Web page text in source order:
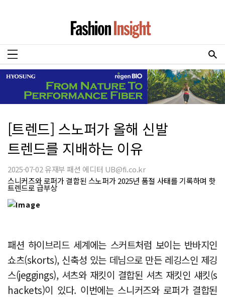
[트렌드] 스노퍼가 올해 신발
트렌드를 지배하는 이유
2025-07-02 유재부 패션 에디터 UB@fi.co.kr
스니커즈와 로퍼가 결합된 스노퍼가 2025년 품절 사태를 기록하며 핫
트렌드로 급부상
패션 하이브리드 세계에는 스커트처럼 보이는 반바지인
쇼츠(skorts), 신축성 있는 데님으로 만든 레깅스인 제깅
스(jeggings), 셔츠와 재킷이 결합된 셔츠 재킷인 섀킷(s
hackets)이 있다. 이번에는 스니커즈와 로퍼가 결합된